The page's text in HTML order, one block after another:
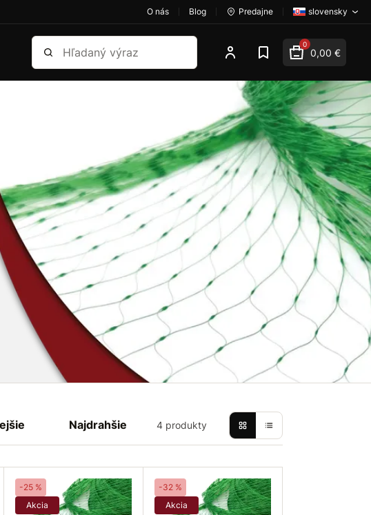
O nás Blog Predajne slovensky
Vyhľadať 0
0,00 €
Najdrahšie 4 produkty
-25 %
Akcia
-32 %
Akcia